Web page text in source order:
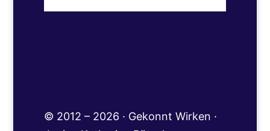
© 2012 – 2026 · Gekonnt Wirken ·